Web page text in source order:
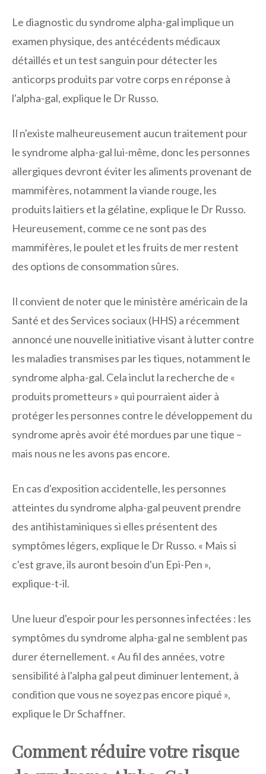
Le diagnostic du syndrome alpha-gal implique un
examen physique, des antécédents médicaux
détaillés et un test sanguin pour détecter les
anticorps produits par votre corps en réponse à
l'alpha-gal, explique le Dr Russo.
Il n'existe malheureusement aucun traitement pour
le syndrome alpha-gal lui-même, donc les personnes
allergiques devront éviter les aliments provenant de
mammifères, notamment la viande rouge, les
produits laitiers et la gélatine, explique le Dr Russo.
Heureusement, comme ce ne sont pas des
mammifères, le poulet et les fruits de mer restent
des options de consommation sûres.
Il convient de noter que le ministère américain de la
Santé et des Services sociaux (HHS) a récemment
annoncé une nouvelle initiative visant à lutter contre
les maladies transmises par les tiques, notamment le
syndrome alpha-gal. Cela inclut la recherche de «
produits prometteurs » qui pourraient aider à
protéger les personnes contre le développement du
syndrome après avoir été mordues par une tique –
mais nous ne les avons pas encore.
En cas d'exposition accidentelle, les personnes
atteintes du syndrome alpha-gal peuvent prendre
des antihistaminiques si elles présentent des
symptômes légers, explique le Dr Russo. « Mais si
c'est grave, ils auront besoin d'un Epi-Pen »,
explique-t-il.
Une lueur d'espoir pour les personnes infectées : les
symptômes du syndrome alpha-gal ne semblent pas
durer éternellement. « Au fil des années, votre
sensibilité à l'alpha gal peut diminuer lentement, à
condition que vous ne soyez pas encore piqué »,
explique le Dr Schaffner.
Comment réduire votre risque